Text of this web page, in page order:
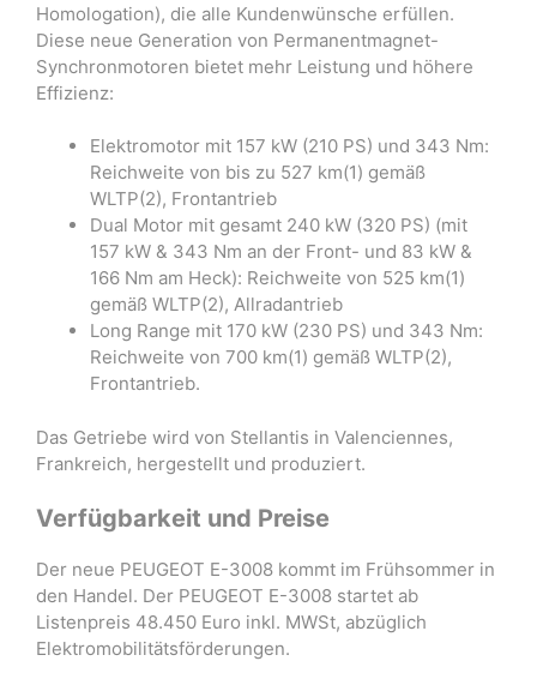
Homologation), die alle Kundenwünsche erfüllen.
Diese neue Generation von Permanentmagnet-
Synchronmotoren bietet mehr Leistung und höhere
Effizienz:
Elektromotor mit 157 kW (210 PS) und 343 Nm:
Reichweite von bis zu 527 km(1) gemäß
WLTP(2), Frontantrieb
Dual Motor mit gesamt 240 kW (320 PS) (mit
157 kW & 343 Nm an der Front- und 83 kW &
166 Nm am Heck): Reichweite von 525 km(1)
gemäß WLTP(2), Allradantrieb
Long Range mit 170 kW (230 PS) und 343 Nm:
Reichweite von 700 km(1) gemäß WLTP(2),
Frontantrieb.
Das Getriebe wird von Stellantis in Valenciennes,
Frankreich, hergestellt und produziert.
Verfügbarkeit und Preise
Der neue PEUGEOT E-3008 kommt im Frühsommer in
den Handel. Der PEUGEOT E-3008 startet ab
Listenpreis 48.450 Euro inkl. MWSt, abzüglich
Elektromobilitätsförderungen.